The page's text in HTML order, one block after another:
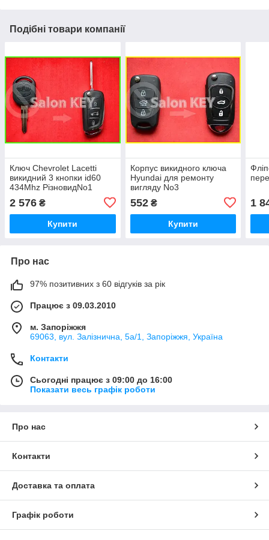
Подібні товари компанії
Ключ Chevrolet Lacetti
викидний 3 кнопки id60
434Mhz РізновидNo1
2 576 ₴
Купити
Корпус викидного ключа
Hyundai для ремонту
вигляду No3
552₴
Купити
1
Про нас
97% позитивних з 60 відгуків за рік
Працює з 09.03.2010
м. Запоріжжя
69063, вул. Залізнична, 5а/1, Запоріжжя, Україна
Контакти
Сьогодні працює з 09:00 до 16:00
Показати весь графік роботи
Про нас
Контакти
Доставка та оплата
Графік роботи